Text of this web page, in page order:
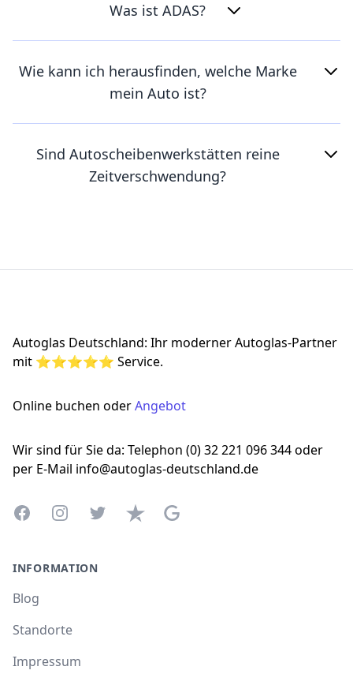
Was ist ADAS?
Wie kann ich herausfinden, welche Marke
mein Auto ist?
Sind Autoscheibenwerkstätten reine
Zeitverschwendung?
Autoglas Deutschland: Ihr moderner Autoglas-Partner
mit ⭐⭐⭐⭐⭐ Service.
Online buchen oderAngebot
Wir sind für Sie da: Telephon (0) 32 221 096 344 oder
per E-Mail info@autoglas-deutschland.de
FacebookInstagramTwitterTrustpilotGoogle Business Profile
INFORMATION
Blog
Standorte
Impressum